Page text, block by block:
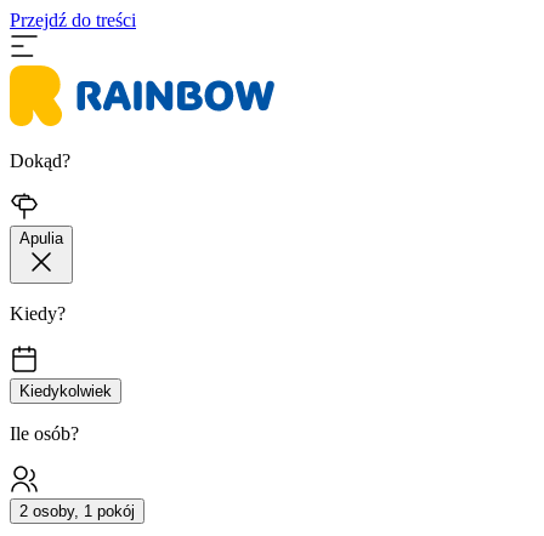
Przejdź do treści
Dokąd?
Apulia
Kiedy?
Kiedykolwiek
Ile osób?
2 osoby, 1 pokój